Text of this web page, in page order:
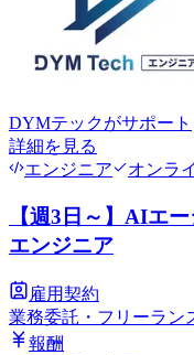
DYMテックがサポート
詳細を見る
エンジニア
オンラ
【週3日～】AIエ
エンジニア
雇用契約
業務委託・フリーラン
報酬